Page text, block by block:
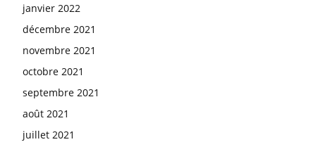
janvier 2022
décembre 2021
novembre 2021
octobre 2021
septembre 2021
août 2021
juillet 2021